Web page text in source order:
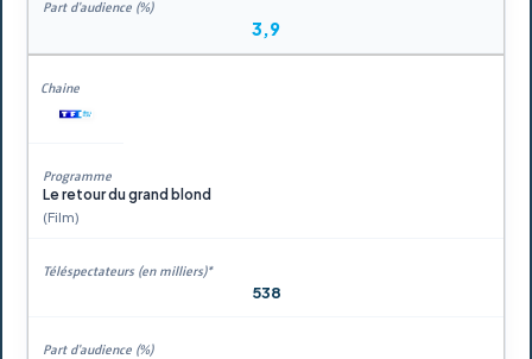
3,9
Le retour du grand blond
(Film)
538